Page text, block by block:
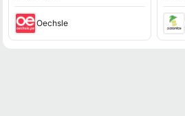
Oechsle